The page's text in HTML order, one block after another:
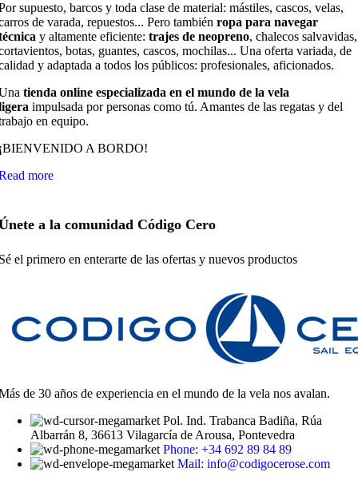
supuesto, barcos y toda clase de material: mástiles, cascos, velas,
de varada, repuestos... Pero también ropa para navegar
y altamente eficiente: trajes de neopreno, chalecos salvavidas,
botas, guantes, cascos, mochilas... Una oferta variada, de
y adaptada a todos los públicos: profesionales, aficionados.
tienda online especializada en el mundo de la vela
impulsada por personas como tú. Amantes de las regatas y del
en equipo.
A BORDO!
more
a la comunidad Código Cero
el primero en enterarte de las ofertas y nuevos productos
de 30 años de experiencia en el mundo de la vela nos avalan.
Pol. Ind. Trabanca Badiña, Rúa
Albarrán 8, 36613 Vilagarcía de Arousa, Pontevedra
Phone: +34 692 89 84 89
Mail: info@codigocerose.com